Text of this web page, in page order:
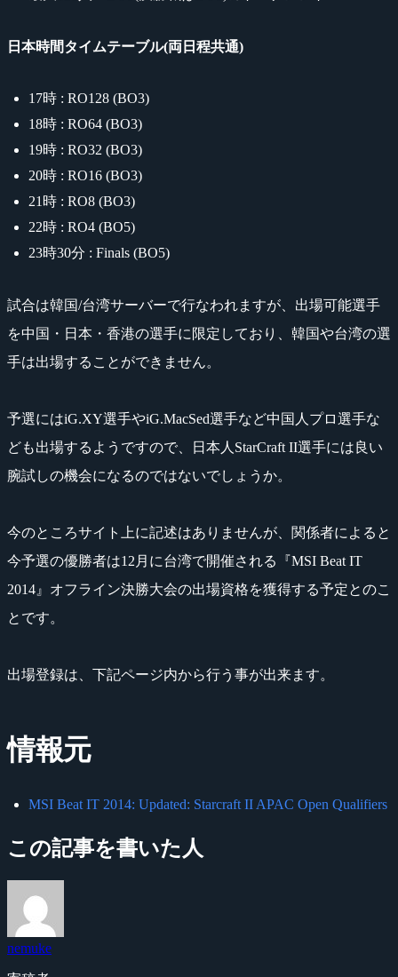
日本時間タイムテーブル(両日程共通)
17時 : RO128 (BO3)
18時 : RO64 (BO3)
19時 : RO32 (BO3)
20時 : RO16 (BO3)
21時 : RO8 (BO3)
22時 : RO4 (BO5)
23時30分 : Finals (BO5)
試合は韓国/台湾サーバーで行なわれますが、出場可能選手
を中国・日本・香港の選手に限定しており、韓国や台湾の選
手は出場することができません。
予選にはiG.XY選手やiG.MacSed選手など中国人プロ選手な
ども出場するようですので、日本人StarCraft II選手には良い
腕試しの機会になるのではないでしょうか。
今のところサイト上に記述はありませんが、関係者によると
今予選の優勝者は12月に台湾で開催される『MSI Beat IT
2014』オフライン決勝大会の出場資格を獲得する予定とのこ
とです。
出場登録は、下記ページ内から行う事が出来ます。
情報元
MSI Beat IT 2014: Updated: Starcraft II APAC Open Qualifiers
この記事を書いた人
nemuke